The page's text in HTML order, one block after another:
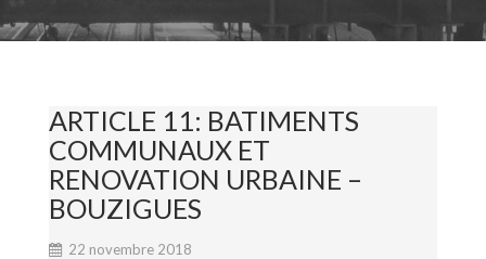
ARTICLE 11: BATIMENTS
COMMUNAUX ET
RENOVATION URBAINE –
BOUZIGUES
22 novembre 2018